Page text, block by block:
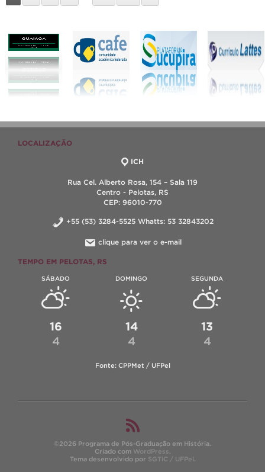
LOCALIZAÇÃO
ICH
Rua Cel. Alberto Rosa, 154 – Sala 119
Centro - Pelotas, RS
CEP: 96010-770
+55 (53) 3284-5525 Whatts: 53 32843202
clique para ver o e-mail
TEMPO EM PELOTAS, RS
SÁBADO
16
4
DOMINGO
14
4
SEGUNDA
13
4
Fonte: CPPMet / UFPel
©2026 Programa de Pós-Graduação em História.
Criado com WordPress.
Tema desenvolvido por SGTIC / UFPel .